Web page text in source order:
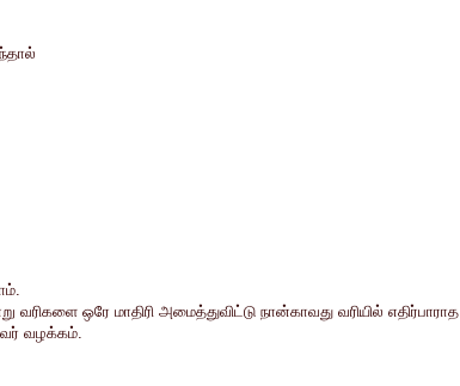
வரிகளை ஒரே மாதிரி அமைத்துவிட்டு நான்காவது வரியில் எதிர்பாராத
வழக்கம்.